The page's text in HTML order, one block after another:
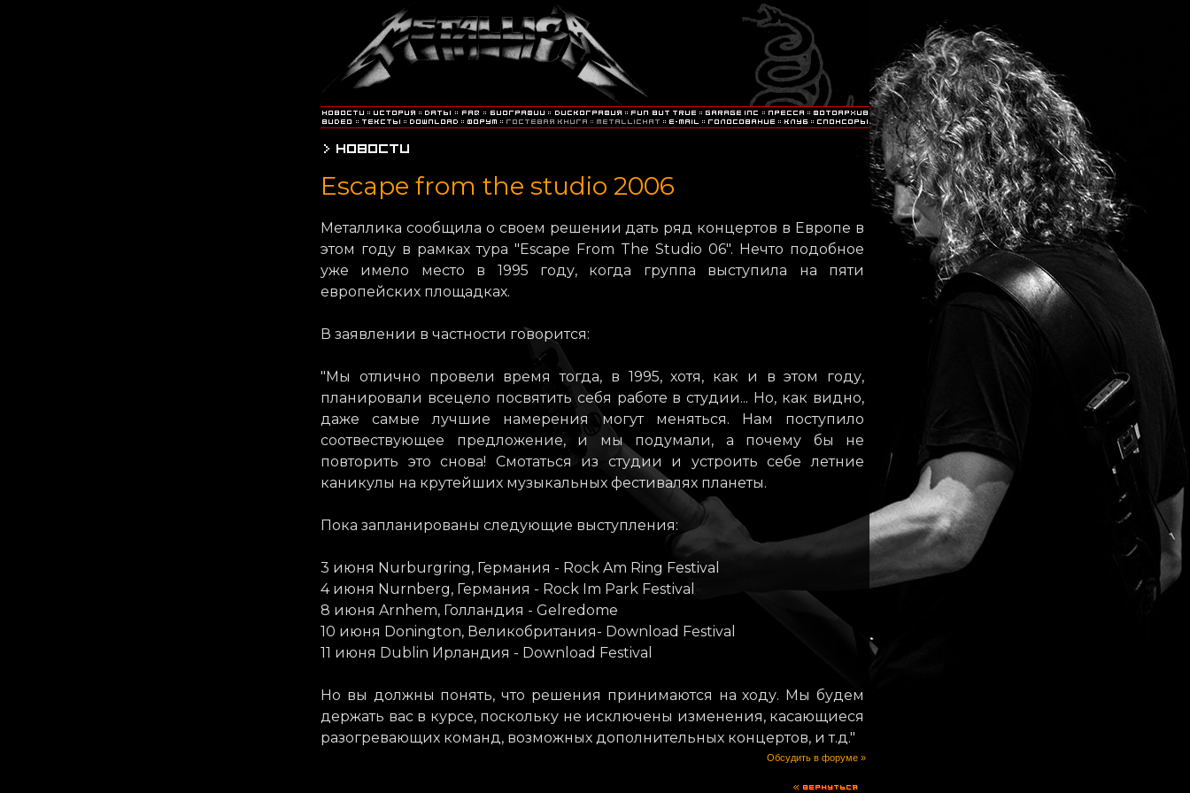
Escape from the studio 2006
Металлика сообщила о своем решении дать ряд концертов в Европе в
этом году в рамках тура "Escape From The Studio 06". Нечто подобное
уже имело место в 1995 году, когда группа выступила на пяти
европейских площадках.
В заявлении в частности говорится:
"Мы отлично провели время тогда, в 1995, хотя, как и в этом году,
планировали всецело посвятить себя работе в студии... Но, как видно,
даже самые лучшие намерения могут меняться. Нам поступило
соотвествующее предложение, и мы подумали, а почему бы не
повторить это снова! Смотаться из студии и устроить себе летние
каникулы на крутейших музыкальных фестивалях планеты.
Пока запланированы следующие выступления:
3 июня Nurburgring, Германия - Rock Am Ring Festival
4 июня Nurnberg, Германия - Rock Im Park Festival
8 июня Arnhem, Голландия - Gelredome
10 июня Donington, Великобритания- Download Festival
11 июня Dublin Ирландия - Download Festival
Но вы должны понять, что решения принимаются на ходу. Мы будем
держать вас в курсе, поскольку не исключены изменения, касающиеся
разогревающих команд, возможных дополнительных концертов, и т.д."
Обсудить в форуме »